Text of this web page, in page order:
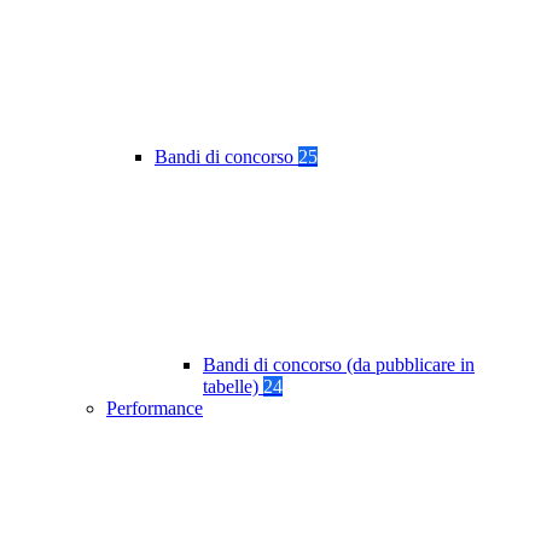
Bandi di concorso 25
Bandi di concorso (da pubblicare in
tabelle) 24
Performance